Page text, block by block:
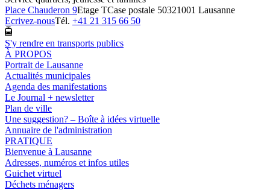
Place Chauderon 9Etage TCase postale 50321001 Lausanne
Ecrivez-nousTél. +41 21 315 66 50
S'y rendre en transports publics
À PROPOS
Portrait de Lausanne
Actualités municipales
Agenda des manifestations
Le Journal + newsletter
Plan de ville
Une suggestion? – Boîte à idées virtuelle
Annuaire de l'administration
PRATIQUE
Bienvenue à Lausanne
Adresses, numéros et infos utiles
Guichet virtuel
Déchets ménagers